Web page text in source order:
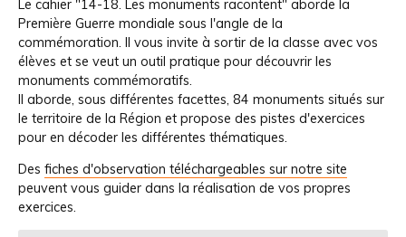
Le cahier "14-18. Les monuments racontent" aborde la
Première Guerre mondiale sous l'angle de la
commémoration. Il vous invite à sortir de la classe avec vos
élèves et se veut un outil pratique pour découvrir les
monuments commémoratifs.
Il aborde, sous différentes facettes, 84 monuments situés sur
le territoire de la Région et propose des pistes d'exercices
pour en décoder les différentes thématiques.
Des fiches d'observation téléchargeables sur notre site
peuvent vous guider dans la réalisation de vos propres
exercices.